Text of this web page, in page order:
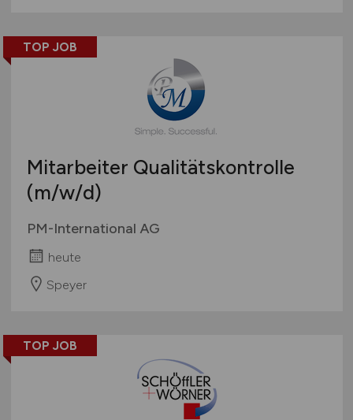
TOP JOB
Mitarbeiter Qualitätskontrolle
(m/w/d)
PM-International AG
heute
Speyer
TOP JOB